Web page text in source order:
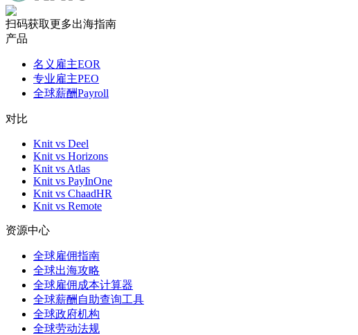
扫码获取更多出海指南
产品
名义雇主EOR
专业雇主PEO
全球薪酬Payroll
对比
Knit vs Deel
Knit vs Horizons
Knit vs Atlas
Knit vs PayInOne
Knit vs ChaadHR
Knit vs Remote
资源中心
全球雇佣指南
全球出海攻略
全球雇佣成本计算器
全球薪酬自助查询工具
全球政府机构
全球劳动法规